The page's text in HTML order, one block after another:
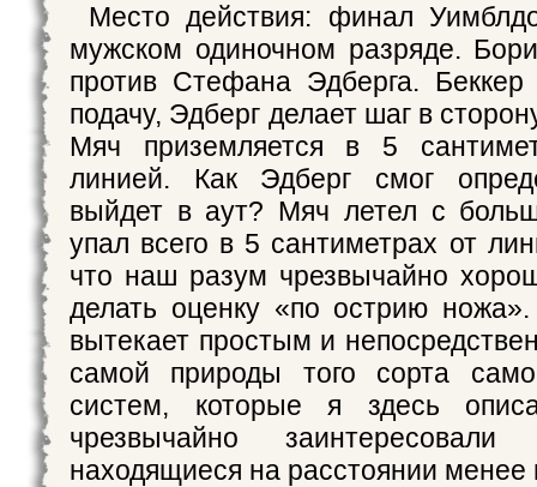
Место действия: финал
мужском одиночном разряде.
против Стефана Эдберга.
подачу, Эдберг делает шаг в
Мяч приземляется в 5
линией. Как Эдберг смог
выйдет в аут? Мяч летел с
упал всего в 5 сантиметрах от
что наш разум чрезвычайно
делать оценку «по острию ножа».
вытекает простым и
самой природы того сорта
систем, которые я здесь
чрезвычайно
находящиеся на расстоянии менее